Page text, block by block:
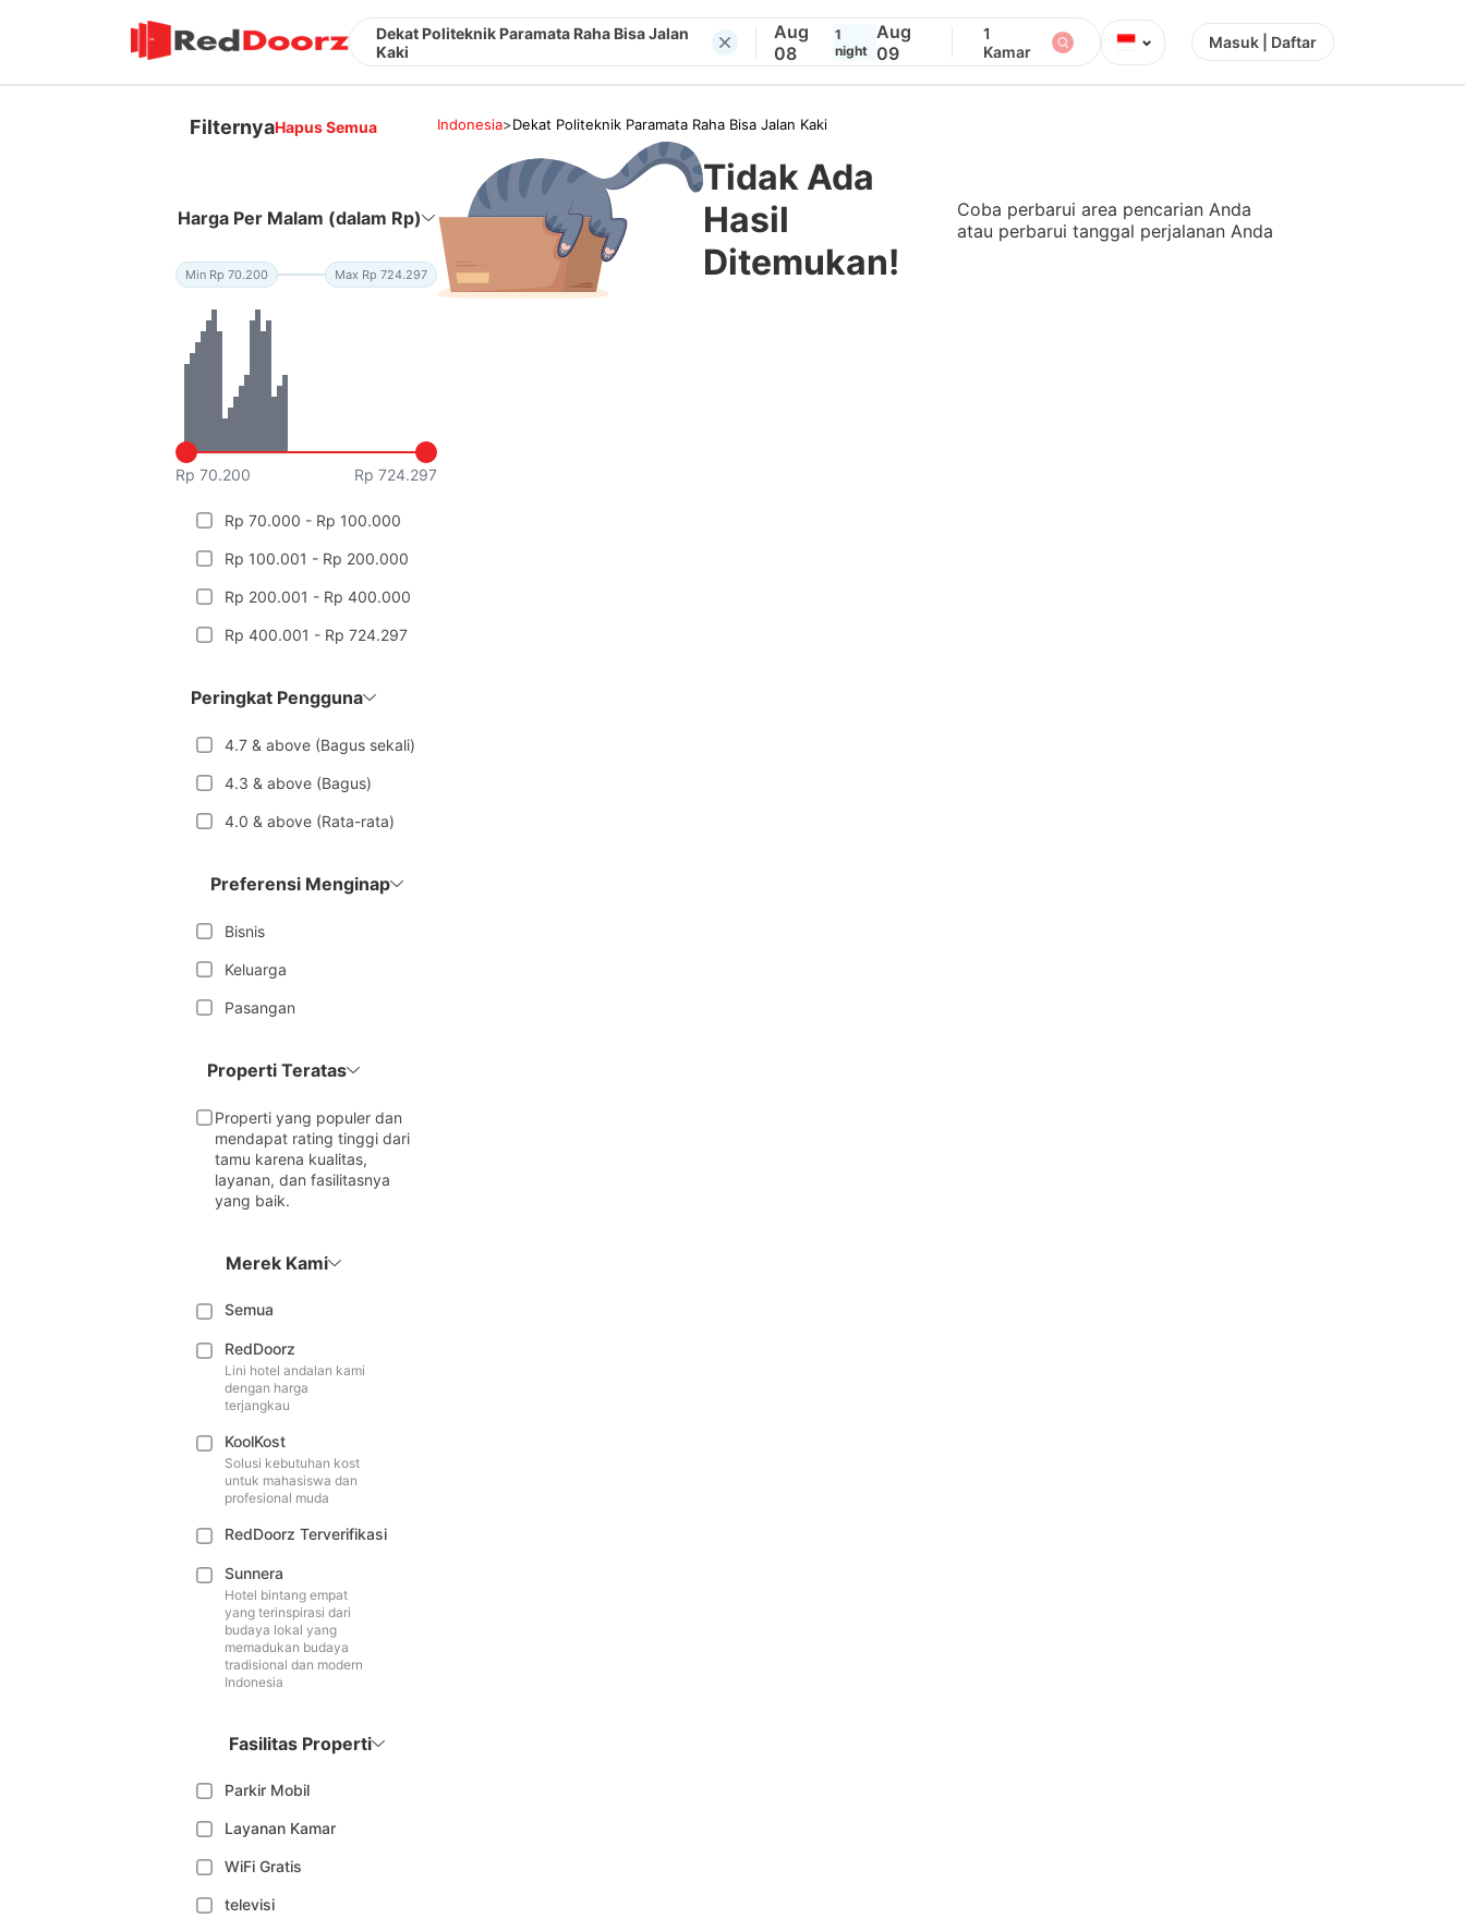
Dekat Politeknik Paramata Raha Bisa Jalan
Kaki
Aug
08
1
night
Aug
09
1
Kamar
⌄ Masuk | Daftar
FilternyaHapus Semua
Harga Per Malam (dalam Rp)
Min Rp 70.200 Max Rp 724.297
Rp 70.200 Rp 724.297
Rp 70.000 - Rp 100.000
Rp 100.001 - Rp 200.000
Rp 200.001 - Rp 400.000
Rp 400.001 - Rp 724.297
Peringkat Pengguna
4.7 & above (Bagus sekali)
4.3 & above (Bagus)
4.0 & above (Rata-rata)
Preferensi Menginap
Bisnis
Keluarga
Pasangan
Properti Teratas
Properti yang populer dan
mendapat rating tinggi dari
tamu karena kualitas,
layanan, dan fasilitasnya
yang baik.
Merek Kami
Semua
RedDoorz
Lini hotel andalan kami
dengan harga
terjangkau
KoolKost
Solusi kebutuhan kost
untuk mahasiswa dan
profesional muda
RedDoorz Terverifikasi
Sunnera
Hotel bintang empat
yang terinspirasi dari
budaya lokal yang
memadukan budaya
tradisional dan modern
Indonesia
Fasilitas Properti
Parkir Mobil
Layanan Kamar
WiFi Gratis
televisi
Indonesia>Dekat Politeknik Paramata Raha Bisa Jalan Kaki
Tidak Ada
Hasil
Ditemukan!
Coba perbarui area pencarian Anda
atau perbarui tanggal perjalanan Anda